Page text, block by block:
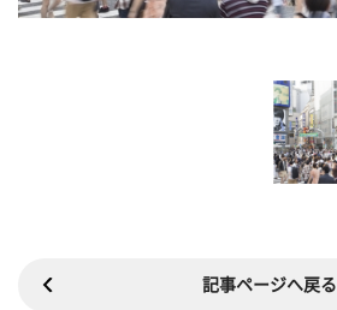
記事ページへ戻る